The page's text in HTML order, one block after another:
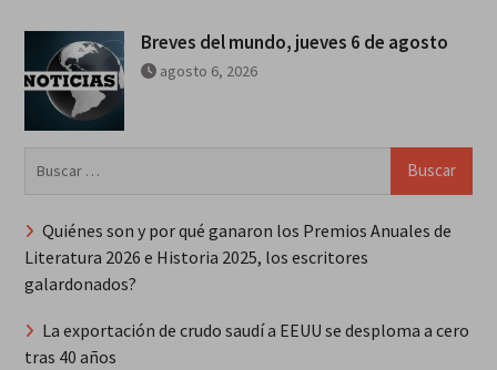
Breves del mundo, jueves 6 de agosto
agosto 6, 2026
Quiénes son y por qué ganaron los Premios Anuales de
Literatura 2026 e Historia 2025, los escritores
galardonados?
La exportación de crudo saudí a EEUU se desploma a cero
tras 40 años